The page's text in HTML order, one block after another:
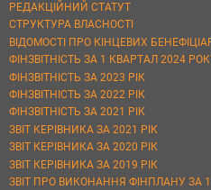
РЕДАКЦІЙНИЙ СТАТУТ
СТРУКТУРА ВЛАСНОСТІ
ВІДОМОСТІ ПРО КІНЦЕВИХ
ФІНЗВІТНІСТЬ ЗА 1 КВАРТАЛ 2024
ФІНЗВІТНІСТЬ ЗА 2023 РІК
ФІНЗВІТНІСТЬ ЗА 2022 РІК
ФІНЗВІТНІСТЬ ЗА 2021 РІК
ЗВІТ КЕРІВНИКА ЗА 2021 РІК
ЗВІТ КЕРІВНИКА ЗА 2020 РІК
ЗВІТ КЕРІВНИКА ЗА 2019 РІК
ЗВІТ ПРО ВИКОНАННЯ ФІНПЛАНУ ЗА